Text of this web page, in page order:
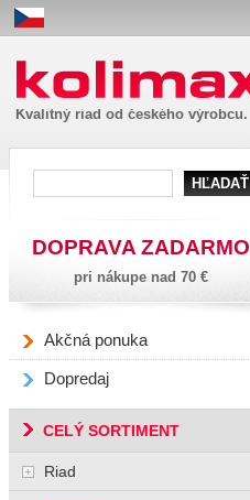
Kolimax
DOPRAVA ZADARMO
pri nákupe nad 70 €
Akčná ponuka
Dopredaj
CELÝ SORTIMENT
Riad
Kvalitný riad od českého výrobcu.